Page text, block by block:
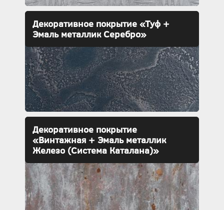
Декоративное покрытие «Туф +
Эмаль металлик Серебро»
Декоративное покрытие
«Винтажная + Эмаль металлик
Железо (Система Каталана)»